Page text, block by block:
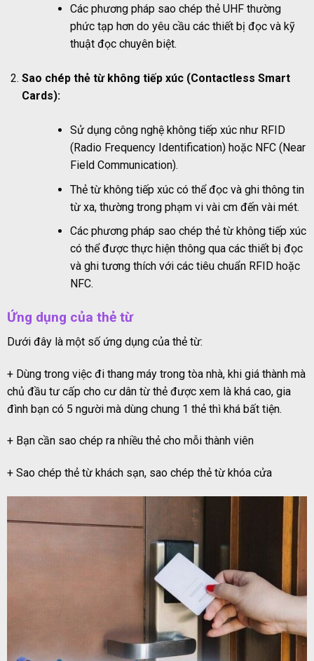
Các phương pháp sao chép thẻ UHF thường
phức tạp hơn do yêu cầu các thiết bị đọc và kỹ
thuật đọc chuyên biệt.
Sao chép thẻ từ không tiếp xúc (Contactless Smart
Cards):
Sử dụng công nghệ không tiếp xúc như RFID
(Radio Frequency Identification) hoặc NFC (Near
Field Communication).
Thẻ từ không tiếp xúc có thể đọc và ghi thông tin
từ xa, thường trong phạm vi vài cm đến vài mét.
Các phương pháp sao chép thẻ từ không tiếp xúc
có thể được thực hiện thông qua các thiết bị đọc
và ghi tương thích với các tiêu chuẩn RFID hoặc
NFC.
Ứng dụng của thẻ từ
Dưới đây là một số ứng dụng của thẻ từ:
+ Dùng trong việc đi thang máy trong tòa nhà, khi giá thành mà
chủ đầu tư cấp cho cư dân từ thẻ được xem là khá cao, gia
đình bạn có 5 người mà dùng chung 1 thẻ thì khá bất tiện.
+ Bạn cần sao chép ra nhiều thẻ cho mỗi thành viên
+ Sao chép thẻ từ khách sạn, sao chép thẻ từ khóa cửa